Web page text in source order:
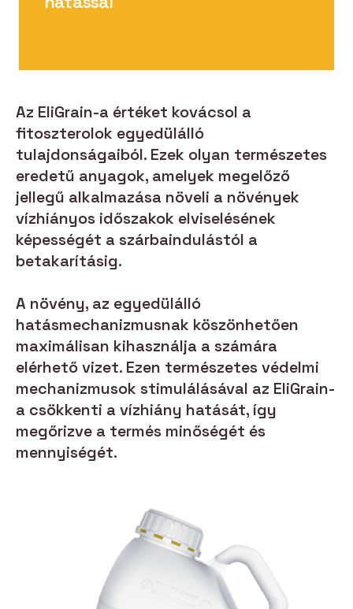
Az EliGrain-a értéket kovácsol a
fitoszterolok egyedülálló
tulajdonságaiból. Ezek olyan természetes
eredetű anyagok, amelyek megelőző
jellegű alkalmazása növeli a növények
vízhiányos időszakok elviselésének
képességét a szárbaindulástól a
betakarításig.
A növény, az egyedülálló
hatásmechanizmusnak köszönhetően
maximálisan kihasználja a számára
elérhető vizet. Ezen természetes védelmi
mechanizmusok stimulálásával az EliGrain-
a csökkenti a vízhiány hatását, így
megőrizve a termés minőségét és
mennyiségét.